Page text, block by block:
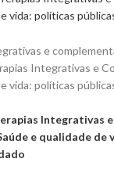
e
Integrativas e
vida: políticas
Integrativas e
e qualidade de